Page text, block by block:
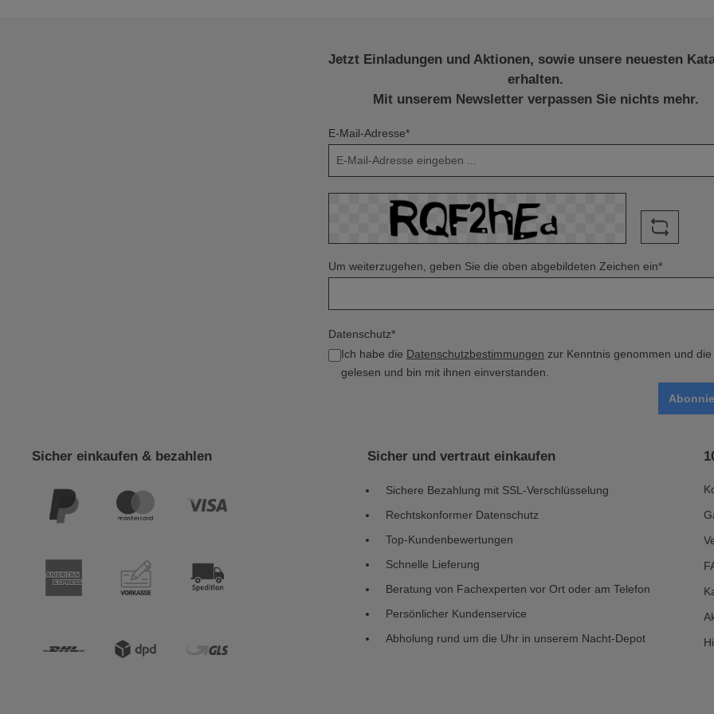
Jetzt Einladungen und Aktionen, sowie unsere neuesten
erhalten.
Mit unserem Newsletter verpassen Sie nichts mehr.
E-Mail-Adresse*
Um weiterzugehen, geben Sie die oben abgebildeten Zeichen ein*
Datenschutz*
Ich habe die Datenschutzbestimmungen zur Kenntnis genommen und die
gelesen und bin mit ihnen einverstanden.
Sicher einkaufen & bezahlen Sicher und vertraut einkaufen
Sichere Bezahlung mit SSL-Verschlüsselung
Rechtskonformer Datenschutz
Top-Kundenbewertungen
Schnelle Lieferung
Beratung von Fachexperten vor Ort oder am Telefon
Persönlicher Kundenservice
Abholung rund um die Uhr in unserem Nacht-Depot